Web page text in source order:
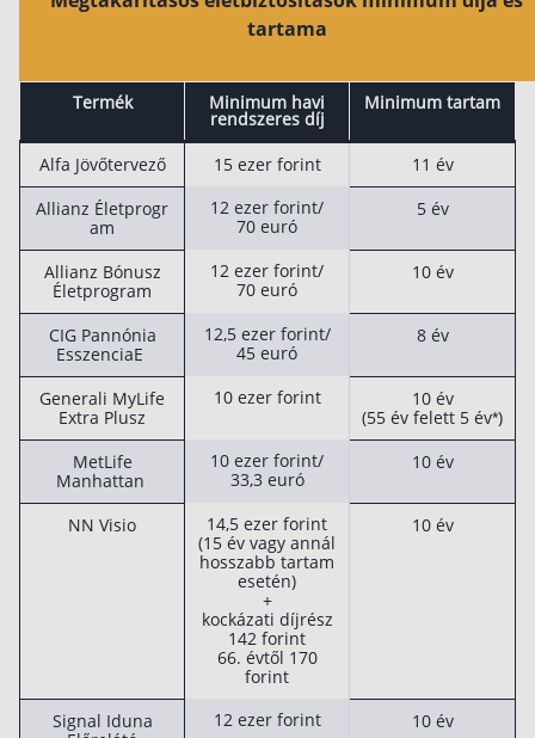
Megtakarítással kombinált életbiztosítás
Befektetési egységekhez kötött életbiztosítás
Egészségbiztosítás
Egészségbiztosítás cégeknek
Magán egészségbiztosítás 💊
Betegbiztosítás
Egészségpénztár – Spórolj évi akár 150 ezer
Egészségbiztosítás kalkulátor
Befektetés
Állampapír
Részvény vásárlás
Befektetési alapok
TBSZ számla
Gyermek megtakarítás
Akár 25 millió forinttal több pénzed lehet, ha
raksz félre.
tartama
Termék Minimum havi
rendszeres díj
Minimum tartam
Alfa Jövőtervező 15 ezer forint
11 év
Allianz Életprogr
am
12 ezer forint/
70 euró
5 év
Allianz Bónusz
Életprogram
12 ezer forint/
70 euró
10 év
CIG Pannónia
EsszenciaE
12,5 ezer forint/
45 euró
8 év
Generali MyLife
Extra Plusz
10 ezer forint
10 év
(55 év felett 5 év*)
MetLife
Manhattan
10 ezer forint/
33,3 euró
10 év
NN Visio
14,5 ezer forint
(15 év vagy annál
hosszabb tartam
esetén)
+
kockázati díjrész
142 forint
66. évtől 170
forint
10 év
Signal Iduna
12 ezer forint 10 év